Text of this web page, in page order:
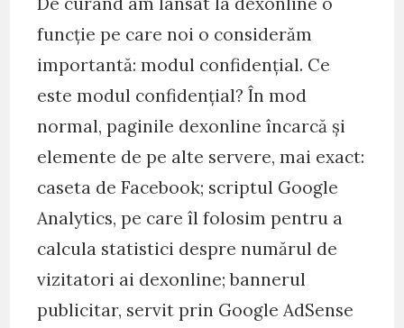
funcție pe care noi o considerăm
importantă: modul confidențial. Ce
este modul confidențial? În mod
normal, paginile dexonline încarcă și
elemente de pe alte servere, mai exact:
caseta de Facebook; scriptul Google
Analytics, pe care îl folosim pentru a
calcula statistici despre numărul de
vizitatori ai dexonline; bannerul
publicitar, servit prin Google AdSense